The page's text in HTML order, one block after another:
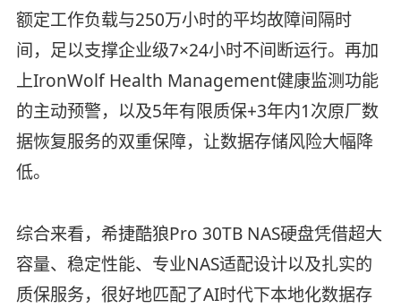
额定工作负载与250万小时的平均故障间隔时
间，足以支撑企业级7×24小时不间断运行。再加
上IronWolf Health Management健康监测功能
的主动预警，以及5年有限质保+3年内1次原厂数
据恢复服务的双重保障，让数据存储风险大幅降
低。
综合来看，希捷酷狼Pro 30TB NAS硬盘凭借超大
容量、稳定性能、专业NAS适配设计以及扎实的
质保服务，很好地匹配了AI时代下本地化数据存